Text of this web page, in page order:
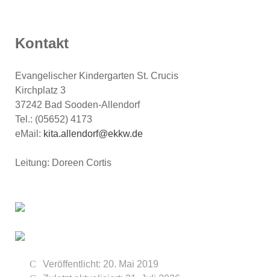
Kontakt
Evangelischer Kindergarten St. Crucis
Kirchplatz 3
37242 Bad Sooden-Allendorf
Tel.: (05652) 4173
eMail: kita.allendorf@ekkw.de
Leitung: Doreen Cortis
Veröffentlicht: 20. Mai 2019